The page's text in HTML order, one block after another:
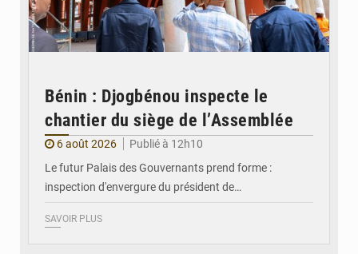
Bénin : Djogbénou inspecte le
chantier du siège de l’Assemblée
6 août 2026
Publié à 12h10
Le futur Palais des Gouvernants prend forme :
inspection d'envergure du président de…
SAVOIR PLUS